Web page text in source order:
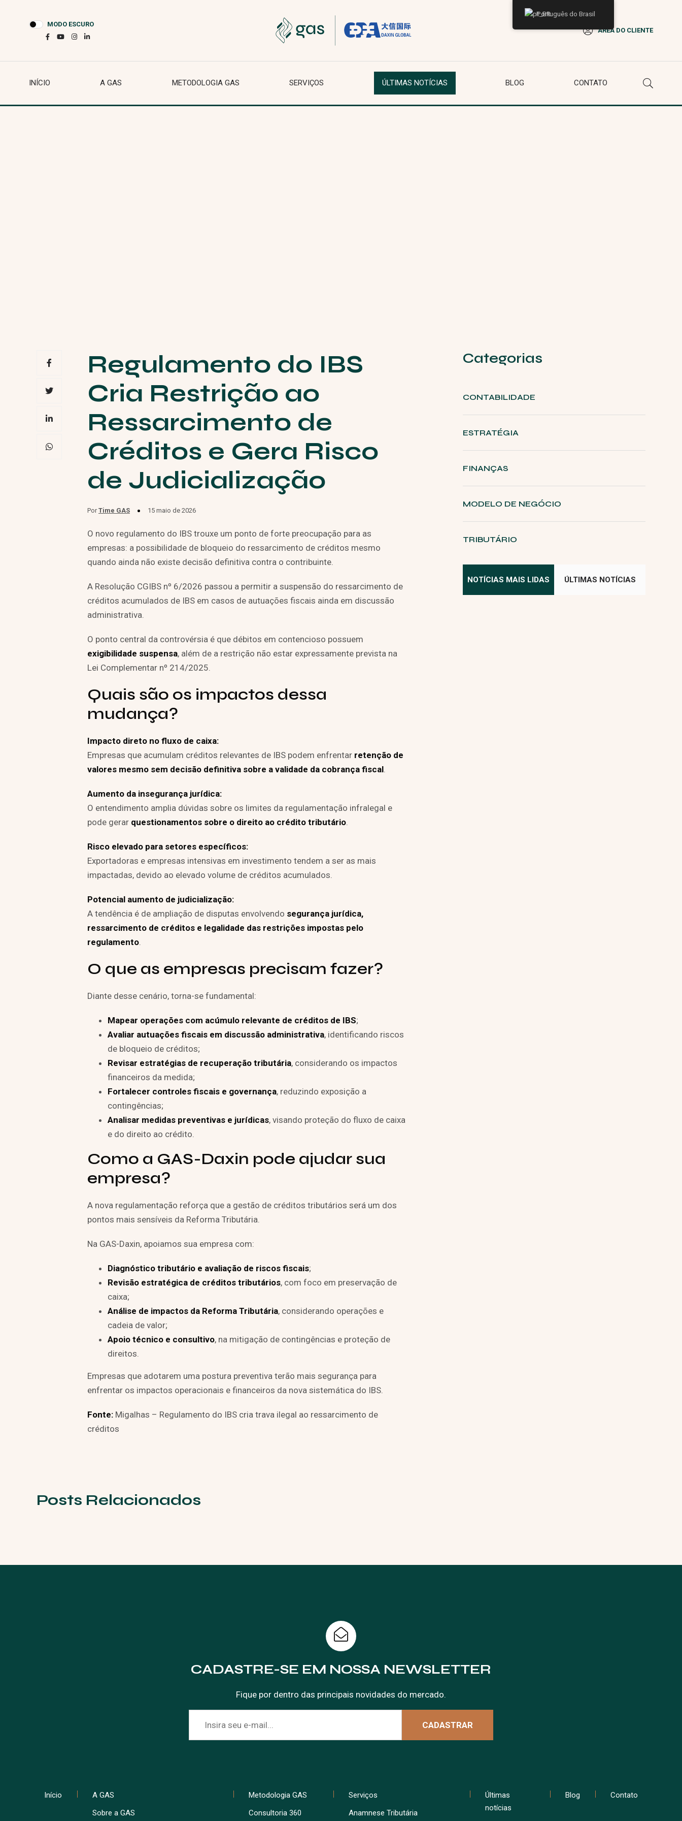
MODO ESCURO
ÁREA DO CLIENTE
INÍCIO A GAS METODOLOGIA GAS SERVIÇOS ÚLTIMAS NOTÍCIAS BLOG CONTATO
Regulamento do IBS
Cria Restrição ao
Ressarcimento de
Créditos e Gera Risco
de Judicialização
PorTime GAS 15 maio de 2026
O novo regulamento do IBS trouxe um ponto de forte preocupação para as
empresas: a possibilidade de bloqueio do ressarcimento de créditos mesmo
quando ainda não existe decisão definitiva contra o contribuinte.
A Resolução CGIBS nº 6/2026 passou a permitir a suspensão do ressarcimento de
créditos acumulados de IBS em casos de autuações fiscais ainda em discussão
administrativa.
O ponto central da controvérsia é que débitos em contencioso possuem
exigibilidade suspensa, além de a restrição não estar expressamente prevista na
Lei Complementar nº 214/2025.
Quais são os impactos dessa
mudança?
Impacto direto no fluxo de caixa:
Empresas que acumulam créditos relevantes de IBS podem enfrentar retenção de
valores mesmo sem decisão definitiva sobre a validade da cobrança fiscal.
Aumento da insegurança jurídica:
O entendimento amplia dúvidas sobre os limites da regulamentação infralegal e
pode gerar questionamentos sobre o direito ao crédito tributário.
Risco elevado para setores específicos:
Exportadoras e empresas intensivas em investimento tendem a ser as mais
impactadas, devido ao elevado volume de créditos acumulados.
Potencial aumento de judicialização:
A tendência é de ampliação de disputas envolvendo segurança jurídica,
ressarcimento de créditos e legalidade das restrições impostas pelo
regulamento.
O que as empresas precisam fazer?
Diante desse cenário, torna-se fundamental:
Mapear operações com acúmulo relevante de créditos de IBS;
Avaliar autuações fiscais em discussão administrativa, identificando riscos
de bloqueio de créditos;
Revisar estratégias de recuperação tributária, considerando os impactos
financeiros da medida;
Fortalecer controles fiscais e governança, reduzindo exposição a
contingências;
Analisar medidas preventivas e jurídicas, visando proteção do fluxo de caixa
e do direito ao crédito.
Como a GAS-Daxin pode ajudar sua
empresa?
A nova regulamentação reforça que a gestão de créditos tributários será um dos
pontos mais sensíveis da Reforma Tributária.
Na GAS-Daxin, apoiamos sua empresa com:
Diagnóstico tributário e avaliação de riscos fiscais;
Revisão estratégica de créditos tributários, com foco em preservação de
caixa;
Análise de impactos da Reforma Tributária, considerando operações e
cadeia de valor;
Apoio técnico e consultivo, na mitigação de contingências e proteção de
direitos.
Empresas que adotarem uma postura preventiva terão mais segurança para
enfrentar os impactos operacionais e financeiros da nova sistemática do IBS.
Fonte: Migalhas – Regulamento do IBS cria trava ilegal ao ressarcimento de
créditos
Categorias
CONTABILIDADE
ESTRATÉGIA
FINANÇAS
MODELO DE NEGÓCIO
TRIBUTÁRIO
NOTÍCIAS MAIS LIDAS ÚLTIMAS NOTÍCIAS
Posts Relacionados
CADASTRE-SE EM NOSSA NEWSLETTER
Fique por dentro das principais novidades do mercado.
Início
A GAS
Sobre a GAS
Metodologia GAS
Consultoria 360
Serviços
Anamnese Tributária
Últimas
notícias
Blog Contato
Português do Brasil